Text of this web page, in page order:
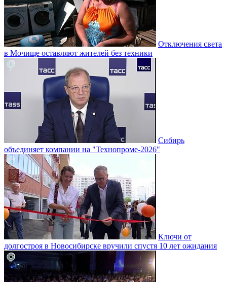
Отключения света
в Мочище оставляют жителей без техники
Сибирь
объединяет компании на "Технопроме-2026"
Ключи от
долгостроя в Новосибирске вручили спустя 10 лет ожидания